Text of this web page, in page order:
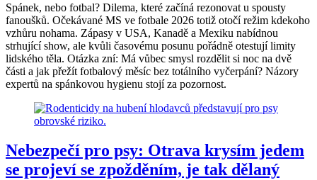
Spánek, nebo fotbal? Dilema, které začíná rezonovat u spousty
fanoušků. Očekávané MS ve fotbale 2026 totiž otočí režim kdekoho
vzhůru nohama. Zápasy v USA, Kanadě a Mexiku nabídnou
strhující show, ale kvůli časovému posunu pořádně otestují limity
lidského těla. Otázka zní: Má vůbec smysl rozdělit si noc na dvě
části a jak přežít fotbalový měsíc bez totálního vyčerpání? Názory
expertů na spánkovou hygienu stojí za pozornost.
Nebezpečí pro psy: Otrava krysím jedem
se projeví se zpožděním, je tak dělaný